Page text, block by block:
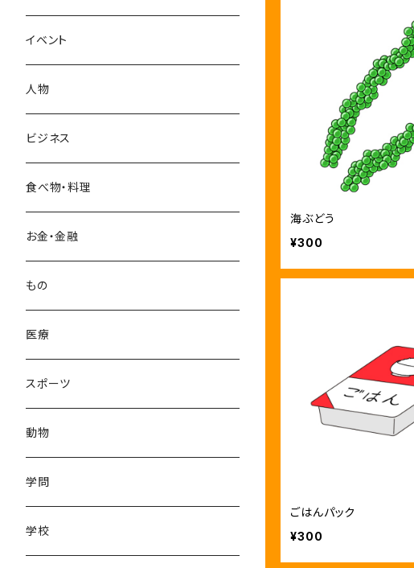
海ぶどう
¥300
ごはんパック
¥300
1-3月
4-6月
7-9月
10-12月
イベント
人物
ビジネス
食べ物・料理
お金・金融
もの
医療
スポーツ
動物
学問
学校